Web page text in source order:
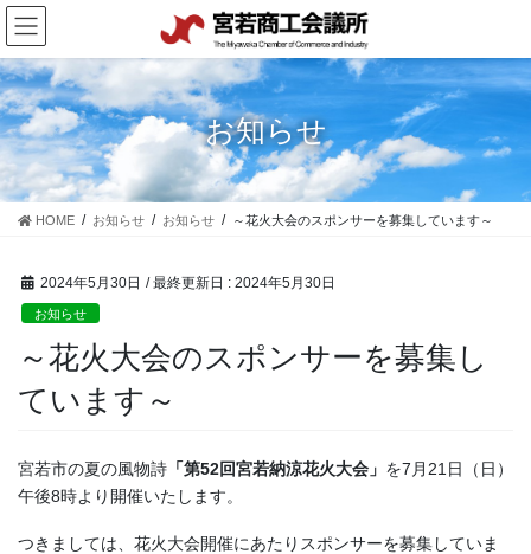
コ
ン
テ
ン
ツ
に
移
動
ナ
ビ
ゲ
ー
シ
ョ
ン
に
お知らせ
HOME お知らせ お知らせ ～花火大会のスポンサーを募集しています～
2024年5月30日 / 最終更新日 : 2024年5月30日
お知らせ
～花火大会のスポンサーを募集し
ています～
宮若市の夏の風物詩 「第52回宮若納涼花火大会」 を7月21日（日）
午後8時より開催いたします。
つきましては、花火大会開催にあたりスポンサーを募集していま